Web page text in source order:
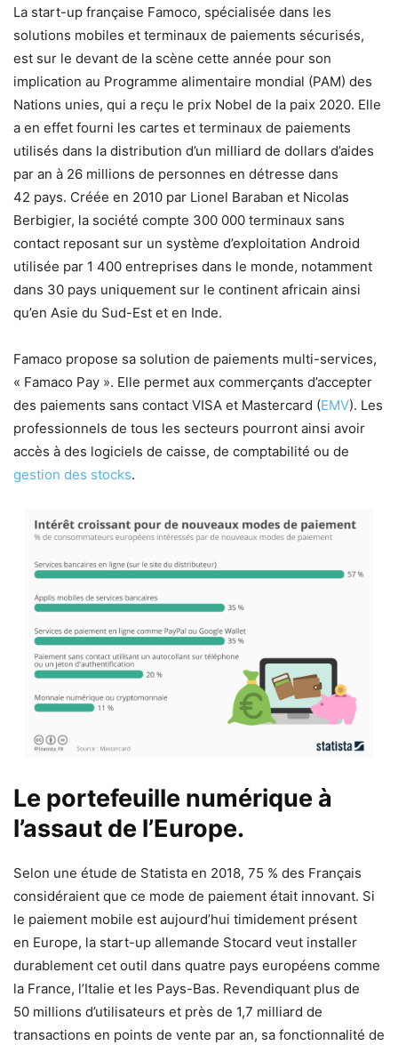
La start-up française Famoco, spécialisée dans les
solutions mobiles et terminaux de paiements sécurisés,
est sur le devant de la scène cette année pour son
implication au Programme alimentaire mondial (PAM) des
Nations unies, qui a reçu le prix Nobel de la paix 2020. Elle
a en effet fourni les cartes et terminaux de paiements
utilisés dans la distribution d’un milliard de dollars d’aides
par an à 26 millions de personnes en détresse dans
42 pays. Créée en 2010 par Lionel Baraban et Nicolas
Berbigier, la société compte 300 000 terminaux sans
contact reposant sur un système d’exploitation Android
utilisée par 1 400 entreprises dans le monde, notamment
dans 30 pays uniquement sur le continent africain ainsi
qu’en Asie du Sud-Est et en Inde.
Famaco propose sa solution de paiements multi-services,
« Famaco Pay ». Elle permet aux commerçants d’accepter
des paiements sans contact VISA et Mastercard (EMV). Les
professionnels de tous les secteurs pourront ainsi avoir
accès à des logiciels de caisse, de comptabilité ou de
gestion des stocks.
Le portefeuille numérique à
l’assaut de l’Europe.
Selon une étude de Statista en 2018, 75 % des Français
considéraient que ce mode de paiement était innovant. Si
le paiement mobile est aujourd’hui timidement présent
en Europe, la start-up allemande Stocard veut installer
durablement cet outil dans quatre pays européens comme
la France, l’Italie et les Pays-Bas. Revendiquant plus de
50 millions d’utilisateurs et près de 1,7 milliard de
transactions en points de vente par an, sa fonctionnalité de